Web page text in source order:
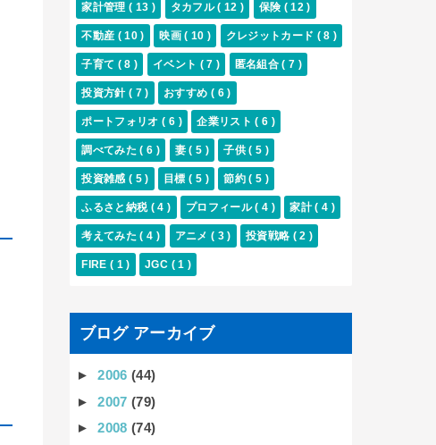
家計管理( 13 ) タカフル( 12 ) 保険 ( 12 )
不動産 ( 10 ) 映画( 10 ) クレジットカード ( 8 )
子育て ( 8 ) イベント ( 7 ) 匿名組合( 7 )
投資方針( 7 ) おすすめ ( 6 )
ポートフォリオ( 6 ) 企業リスト( 6 )
調べてみた( 6 ) 妻( 5 ) 子供( 5 )
投資雑感( 5 ) 目標( 5 ) 節約( 5 )
ふるさと納税 ( 4 ) プロフィール( 4 ) 家計( 4 )
考えてみた( 4 ) アニメ ( 3 ) 投資戦略 ( 2 )
FIRE( 1 ) JGC ( 1 )
ブログ アーカイブ
►2006(44)
►2007(79)
►2008(74)